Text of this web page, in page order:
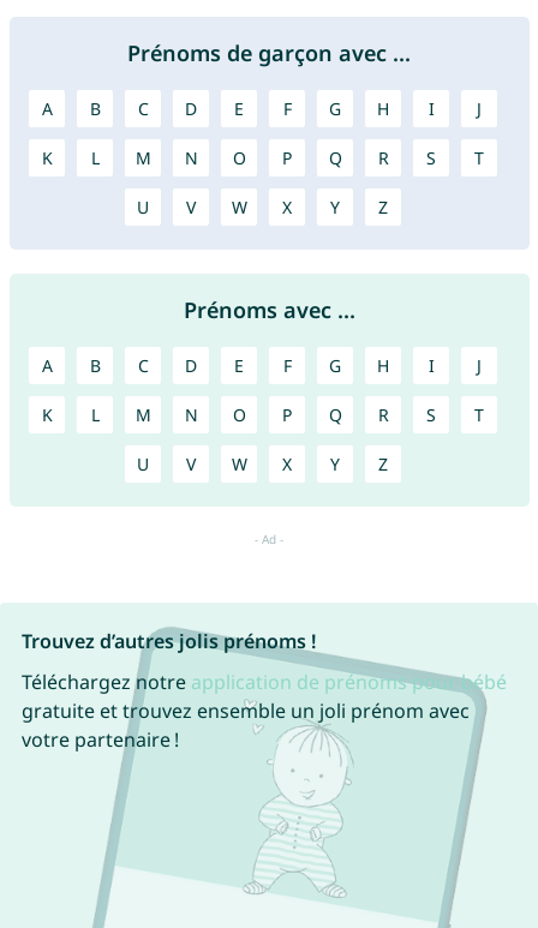
Prénoms de garçon avec ...
A B C D E F G H I J
K L M N O P Q R S T
U V W X Y Z
Prénoms avec ...
A B C D E F G H I J
K L M N O P Q R S T
U V W X Y Z
Trouvez d’autres jolis prénoms !
Téléchargez notre application de prénoms pour bébé
gratuite et trouvez ensemble un joli prénom avec
votre partenaire !